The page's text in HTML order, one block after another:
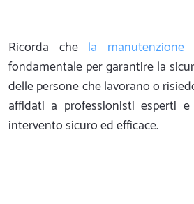
Ricorda chela
fondamentale per garantire la
delle persone che lavorano o
affidati a professionisti esperti
intervento sicuro ed efficace.